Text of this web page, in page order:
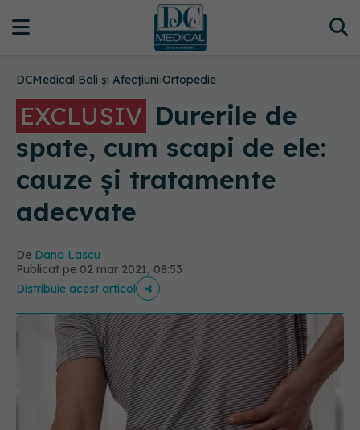
DCMedical›Boli și Afecțiuni›Ortopedie
EXCLUSIV Durerile de
spate, cum scapi de ele:
cauze și tratamente
adecvate
De Dana Lascu
Publicat pe 02 mar 2021, 08:53
Distribuie acest articol